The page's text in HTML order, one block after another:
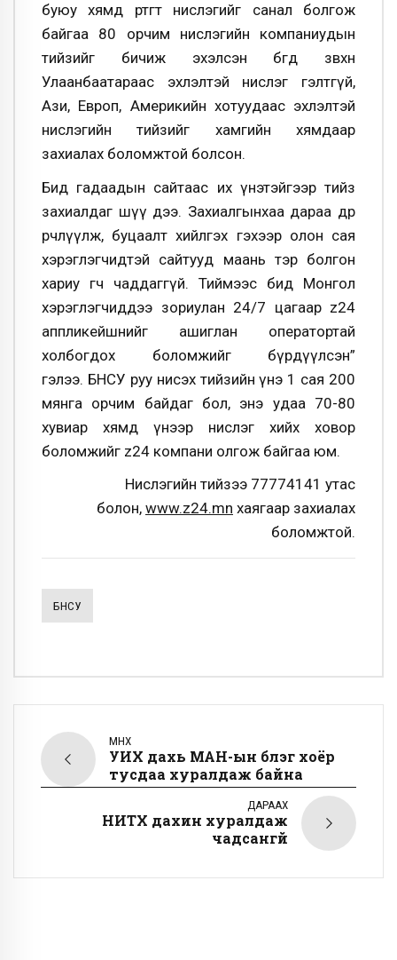
буюухямд өртөгт нислэгийг санал болгож
байгаа 80 орчим нислэгийн компаниудын
тийзийг бичиж эхэлсэн бөгөөд зөвхөн
Улаанбаатараас эхлэлтэй нислэг гэлтгүй,
Ази, Европ, Америкийн хотуудаас эхлэлтэй
нислэгийн тийзийг хамгийн хямдаар
захиалах боломжтой болсон.
Бид гадаадын сайтаас их үнэтэйгээр тийз
захиалдаг шүү дээ. Захиалгынхаа дараа өдрөө
өөрчлүүлж, буцаалт хийлгэх гэхээр олон сая
хэрэглэгчидтэй сайтууд маань тэр болгон
хариу өгч чаддаггүй. Тиймээс бид Монгол
хэрэглэгчиддээ зориулан 24/7 цагаар z24
аппликейшнийг ашиглан оператортай
холбогдох боломжийг бүрдүүлсэн”
гэлээ. БНСУ руу нисэх тийзийн үнэ 1 сая 200
мянга орчим байдаг бол, энэ удаа 70-80
хувиар хямд үнээр нислэг хийх ховор
боломжийг z24 компани олгож байгаа юм.
Нислэгийн тийзээ 77774141 утас
болон, www.z24.mn хаягаар захиалах
боломжтой.
БНСУ
ӨМНӨХ
УИХ дахь МАН-ын бүлэг хоёр
тусдаа хуралдаж байна
ДАРААХ
НИТХ дахин хуралдаж
чадсангүй